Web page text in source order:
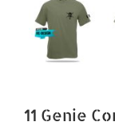
11 Genie